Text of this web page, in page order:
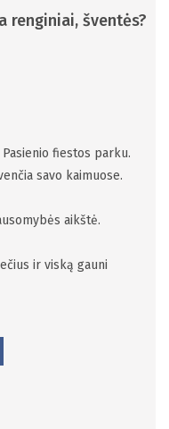
renginiai, šventės?
fiestos parku.
savo kaimuose.
aikštė.
ir viską gauni